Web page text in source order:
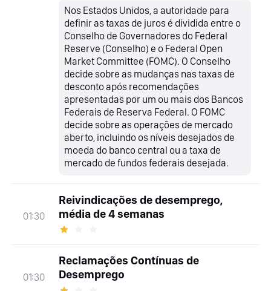
Nos Estados Unidos, a autoridade para
definir as taxas de juros é dividida entre o
Conselho de Governadores do Federal
Reserve (Conselho) e o Federal Open
Market Committee (FOMC). O Conselho
decide sobre as mudanças nas taxas de
desconto após recomendações
apresentadas por um ou mais dos Bancos
Federais de Reserva Federal. O FOMC
decide sobre as operações de mercado
aberto, incluindo os níveis desejados de
moeda do banco central ou a taxa de
mercado de fundos federais desejada.
01:30
Reivindicações de desemprego,
média de 4 semanas
01:30
Reclamações Contínuas de
Desemprego